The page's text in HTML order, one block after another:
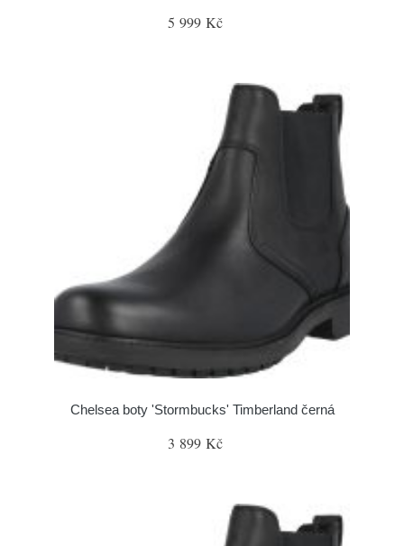
5 999 Kč
Chelsea boty 'Stormbucks' Timberland černá
3 899 Kč